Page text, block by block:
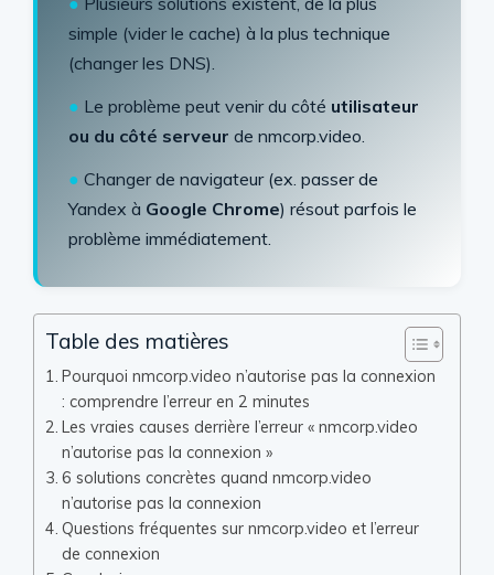
simple (vider le cache) à la plus technique
(changer les DNS).
● Le problème peut venir du côté utilisateur
ou du côté serveur de nmcorp.video.
● Changer de navigateur (ex. passer de
Yandex à Google Chrome) résout parfois le
problème immédiatement.
Table des matières
Pourquoi nmcorp.video n’autorise pas la connexion
: comprendre l’erreur en 2 minutes
Les vraies causes derrière l’erreur « nmcorp.video
n’autorise pas la connexion »
6 solutions concrètes quand nmcorp.video
n’autorise pas la connexion
Questions fréquentes sur nmcorp.video et l’erreur
de connexion